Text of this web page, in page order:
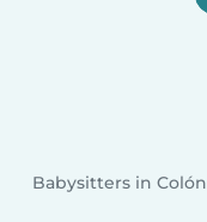
Babysitters in Colón